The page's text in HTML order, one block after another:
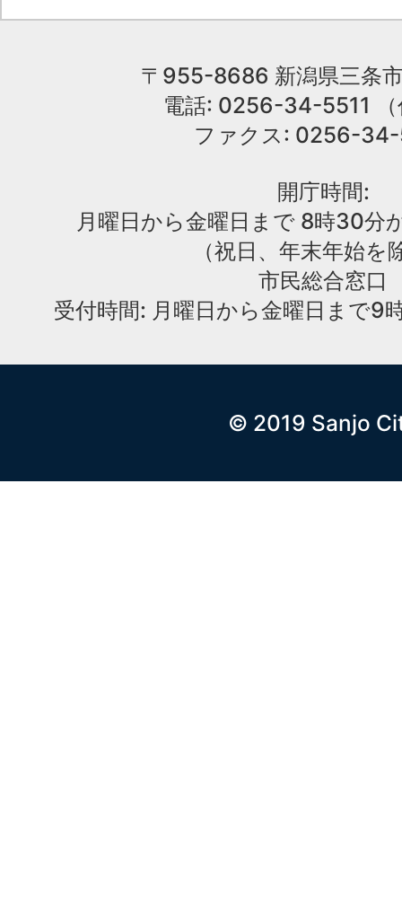
〒955-8686 新潟県三条
電話: 0256-34-5511
ファクス: 0256-
開庁時間:
月曜日から金曜日まで 8時30分
（祝日、年末年始を
市民総合窓口
受付時間: 月曜日から金曜日まで9
© 2019 Sanjo